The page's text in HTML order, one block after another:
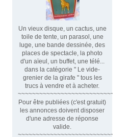
Un vieux disque, un cactus, une
toile de tente, un parasol, une
luge, une bande dessinée, des
places de spectacle, la photo
d'un aïeul, un buffet, une télé...
dans la catégorie " Le vide-
grenier de la girafe " tous les
trucs à vendre et à acheter.
~~~~~~~~~~~~~~~~~~~~~~~~~~~~~~
Pour être publiées (c'est gratuit)
les annonces doivent disposer
d'une adresse de réponse
valide.
~~~~~~~~~~~~~~~~~~~~~~~~~~~~~~~~